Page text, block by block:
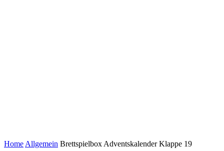
Home Allgemein Brettspielbox Adventskalender Klappe 19